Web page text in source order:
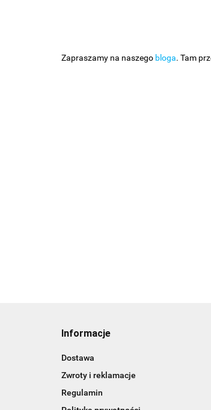
Zapraszamy na naszego bloga. Tam
Informacje
Dostawa
Zwroty i reklamacje
Regulamin